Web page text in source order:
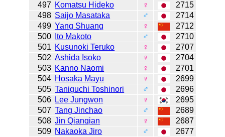
497 Komatsu Hideko ♀
2715
498 Saijo Masataka ♂
2714
499 Yang Shuang ♀
2712
500
Ito Makoto ♂
2710
501 Kusunoki Teruko ♀
2707
502 Ashida Isoko ♀
2704
503 Kanno Naomi ♀
2701
504 Hosaka Mayu ♀
2699
505 Taniguchi Toshinori ♂
2696
506 Lee Jungwon ♀
2695
507 Tang Jinchao ♂
2689
508 Jin Qianqian ♀
2687
509 Nakaoka Jiro ♂
2677